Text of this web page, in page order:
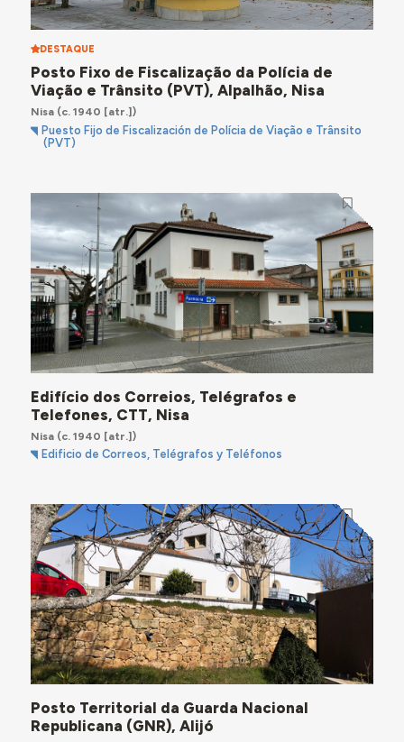
DESTAQUE
Posto Fixo de Fiscalização da Polícia de
Viação e Trânsito (PVT), Alpalhão, Nisa
Nisa(c. 1940 [atr.])
Puesto Fijo de Fiscalización de Polícia de Viação e Trânsito
(PVT)
Edifício dos Correios, Telégrafos e
Telefones, CTT, Nisa
Nisa(c. 1940 [atr.])
Edificio de Correos, Telégrafos y Teléfonos
Posto Territorial da Guarda Nacional
Republicana (GNR), Alijó